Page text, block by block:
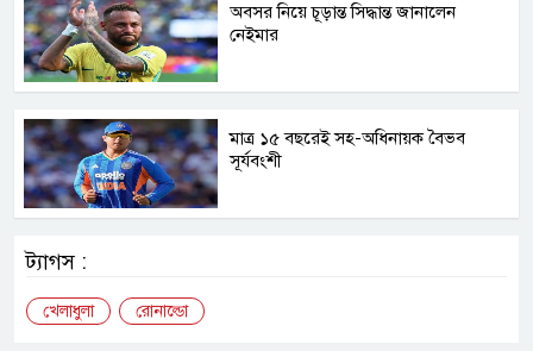
অবসর নিয়ে চূড়ান্ত সিদ্ধান্ত জানালেন
নেইমার
মাত্র ১৫ বছরেই সহ-অধিনায়ক বৈভব
সূর্যবংশী
ট্যাগস :
খেলাধুলা রোনাল্ডো